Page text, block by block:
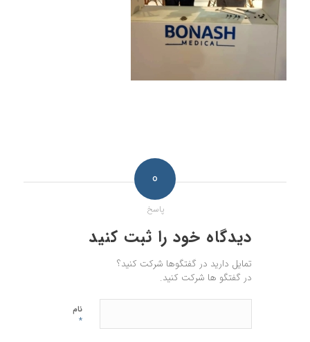
0
پاسخ
دیدگاه خود را ثبت کنید
تمایل دارید در گفتگوها شرکت کنید؟
در گفتگو ها شرکت کنید.
نام
*